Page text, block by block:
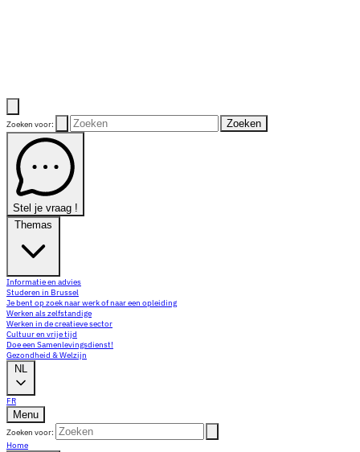
Zoeken voor: Zoeken
Stel je vraag !
Themas
Informatie en advies
Studeren in Brussel
Je bent op zoek naar werk of naar een opleiding
Werken als zelfstandige
Werken in de creatieve sector
Cultuur en vrije tijd
Doe een Samenlevingsdienst!
Gezondheid & Welzijn
NL
FR
Menu
Zoeken voor:
Home